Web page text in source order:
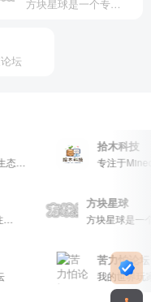
坛
专注于Minecraft生态建设
拾木科技
方块星球
苦力怕论坛
我的世界玩家